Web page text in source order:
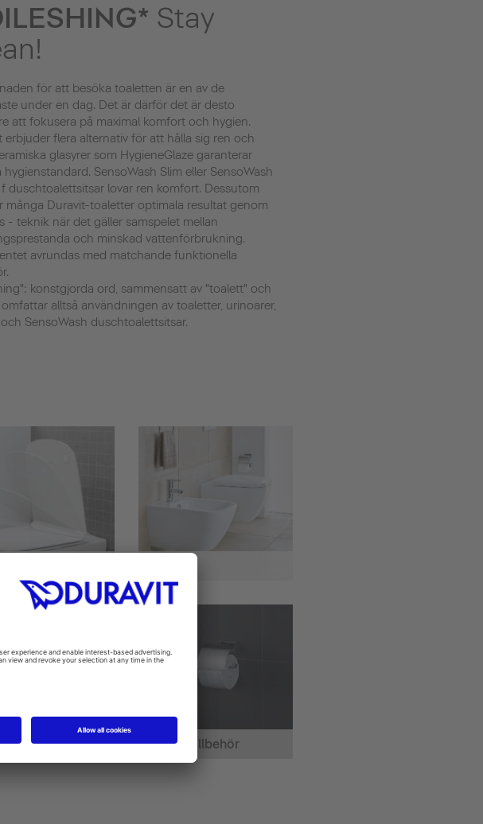
Stay
för att besöka toaletten är en av de
under en dag. Det är därför det är desto
att fokusera på maximal komfort och hygien.
erbjuder flera alternativ för att hålla sig ren och
glasyrer som HygieneGlaze garanterar
hygienstandard. SensoWash Slim eller SensoWash
duschtoalettsitsar lovar ren komfort. Dessutom
många Duravit-toaletter optimala resultat genom
- teknik när det gäller samspelet mellan
och minskad vattenförbrukning.
avrundas med matchande funktionella
konstgjorda ord, sammensatt av "toalett" och
alltså användningen av toaletter, urinoarer,
SensoWash duschtoalettsitsar.
Toalet tillbehör